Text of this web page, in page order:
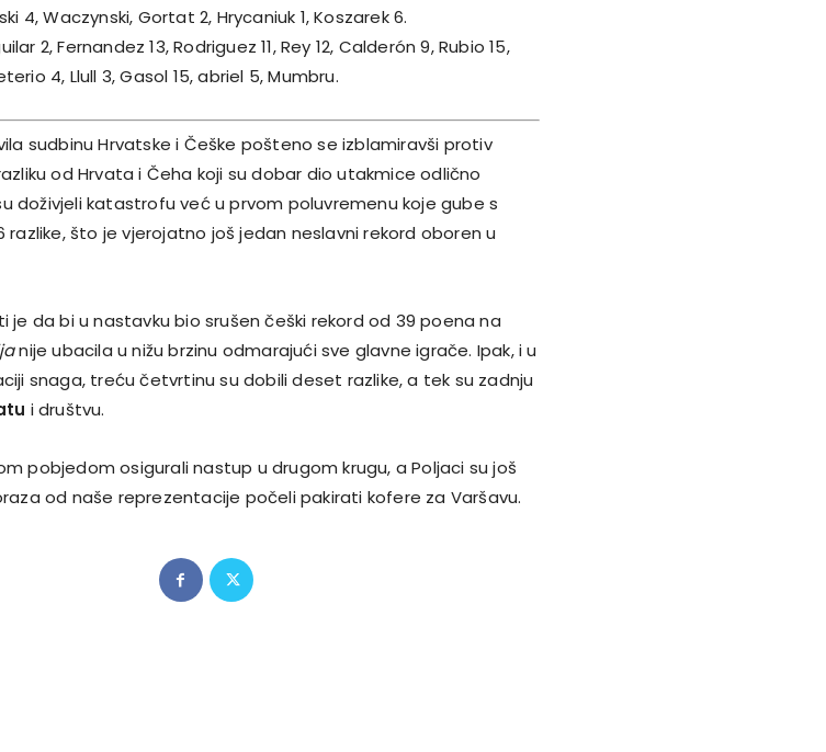
4, Waczynski, Gortat 2, Hrycaniuk 1, Koszarek 6.
2, Fernandez 13, Rodriguez 11, Rey 12, Calderón 9, Rubio 15,
4, Llull 3, Gasol 15, abriel 5, Mumbru.
sudbinu Hrvatske i Češke pošteno se izblamiravši protiv
od Hrvata i Čeha koji su dobar dio utakmice odlično
doživjeli katastrofu već u prvom poluvremenu koje gube s
razlike, što je vjerojatno još jedan neslavni rekord oboren u
je da bi u nastavku bio srušen češki rekord od 39 poena na
nije ubacila u nižu brzinu odmarajući sve glavne igrače. Ipak, i u
snaga, treću četvrtinu su dobili deset razlike, a tek su zadnju
i društvu.
pobjedom osigurali nastup u drugom krugu, a Poljaci su još
od naše reprezentacije počeli pakirati kofere za Varšavu.